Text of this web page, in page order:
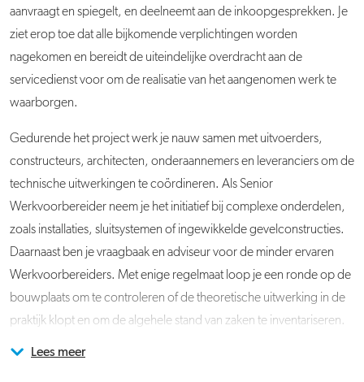
aanvraagt en spiegelt, en deelneemt aan de inkoopgesprekken. Je
ziet erop toe dat alle bijkomende verplichtingen worden
nagekomen en bereidt de uiteindelijke overdracht aan de
servicedienst voor om de realisatie van het aangenomen werk te
waarborgen.
Gedurende het project werk je nauw samen met uitvoerders,
constructeurs, architecten, onderaannemers en leveranciers om de
technische uitwerkingen te coördineren. Als Senior
Werkvoorbereider neem je het initiatief bij complexe onderdelen,
zoals installaties, sluitsystemen of ingewikkelde gevelconstructies.
Daarnaast ben je vraagbaak en adviseur voor de minder ervaren
Werkvoorbereiders. Met enige regelmaat loop je een ronde op de
bouwplaats om te controleren of de theoretische uitwerking in de
praktijk klopt en om de algehele stand van zaken te inventariseren.
Je komt te werken in projectteams in wisselende samenstellingen,
Acquisitie naar aanleiding van deze vacature wordt niet op prijs
Lees meer